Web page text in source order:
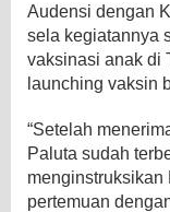
Audensi dengan
sela kegiatannya
vaksinasi anak di
launching vaksin
“Setelah
Paluta sudah
menginstruksikan
pertemuan